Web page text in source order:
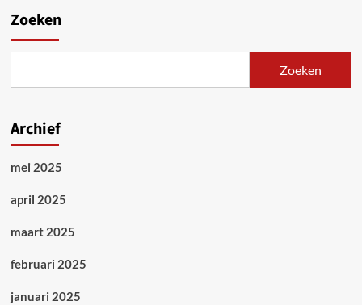
Zoeken
Zoeken
Archief
mei 2025
april 2025
maart 2025
februari 2025
januari 2025